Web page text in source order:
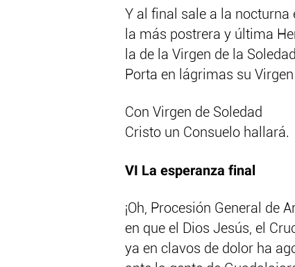
Y al final sale a la nocturna
la más postrera y última
la de la Virgen de la
Porta en lágrimas su
Con Virgen de Soledad
Cristo un Consuelo hallará.
VI La esperanza final
¡Oh, Procesión General de
en que el Dios Jesús, el
ya en clavos de dolor ha